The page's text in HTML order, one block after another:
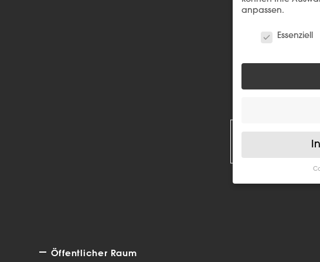
Öffentlicher Raum
anpassen.
Essenziell
und Ihre Erfahrung